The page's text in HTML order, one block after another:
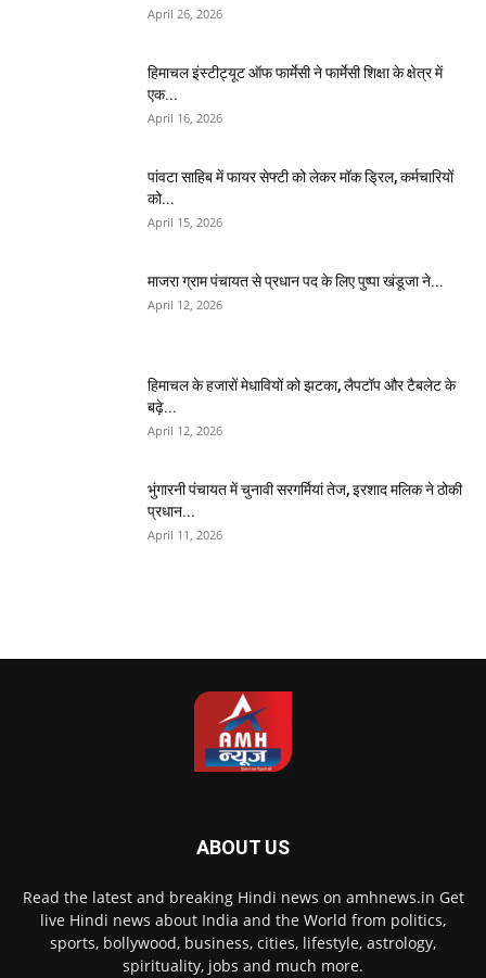
April 26, 2026
हिमाचल इंस्टीट्यूट ऑफ फार्मेसी ने फार्मेसी शिक्षा के क्षेत्र में
एक...
April 16, 2026
पांवटा साहिब में फायर सेफ्टी को लेकर मॉक ड्रिल, कर्मचारियों
को...
April 15, 2026
माजरा ग्राम पंचायत से प्रधान पद के लिए पुष्पा खंडूजा ने...
April 12, 2026
हिमाचल के हजारों मेधावियों को झटका, लैपटॉप और टैबलेट के
बढ़े...
April 12, 2026
भुंगारनी पंचायत में चुनावी सरगर्मियां तेज, इरशाद मलिक ने ठोकी
प्रधान...
April 11, 2026
ABOUT US
Read the latest and breaking Hindi news on amhnews.in Get
live Hindi news about India and the World from politics,
sports, bollywood, business, cities, lifestyle, astrology,
spirituality, jobs and much more.